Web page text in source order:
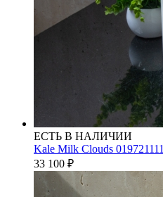
ЕСТЬ В НАЛИЧИИ
Kale Milk Clouds 019721111
33 100 ₽